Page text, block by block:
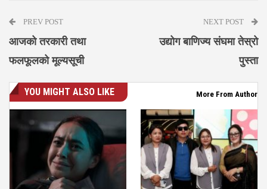
PREV POST
आजको तरकारी तथा
फलफूलको मूल्यसूची
NEXT POST
उद्योग बाणिज्य संघमा तेस्रो
पुस्ता
YOU MIGHT ALSO LIKE More From Author